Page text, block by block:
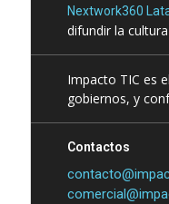
Nextwork360
difundir la
Impacto TIC es
gobiernos, y
Contactos